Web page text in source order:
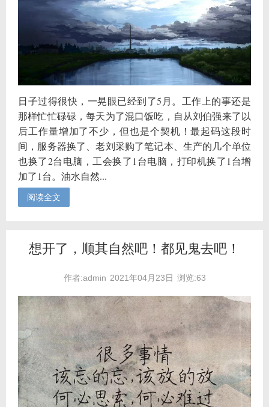
日子过得很快，一晃眼已经到了5月。工作上的事还是
那样忙忙碌碌，每天为了混口饭吃，自从刘伯强来了以
后工作量增加了不少，但也是个契机！最起码这段时
间，服务器换了、老刘采购了笔记本、生产的几个单位
也换了2台电脑，工会换了1台电脑，打印机换了1台增
加了1台。油水自然...
阅读全文
想开了，顺其自然吧！都见鬼去吧！
作者:admin 2021年04月23日 浏览:63